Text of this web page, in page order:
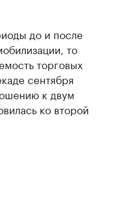
до и после
то
торговых
сентября
к двум
ко второй